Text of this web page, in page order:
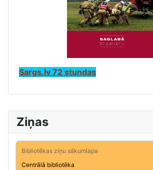
Ziņas
Bibliotēkas ziņu sākumlapa
Centrālā bibliotēka
Sargs.lv 72 stundas